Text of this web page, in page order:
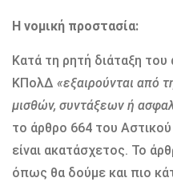
Η νομική προστασία:
Κατά τη ρητή διάταξη
ΚΠολΔ «εξαιρούνται από
μισθών, συντάξεων ή
το άρθρο 664 του
είναι ακατάσχετος. Το
όπως θα δούμε και πιο